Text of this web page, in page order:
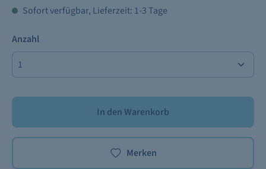
Sofort verfügbar, Lieferzeit: 1-3 Tage
Anzahl
In den Warenkorb
Merken